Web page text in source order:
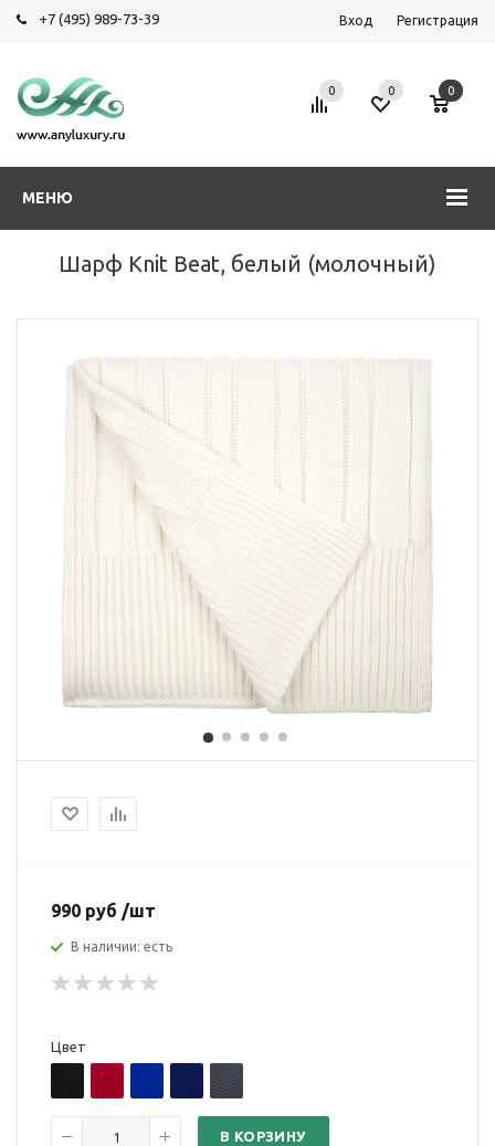
+7 (495) 989-73-39 Вход Регистрация
МЕНЮ
0 0 0
Шарф Knit Beat, белый (молочный)
990 руб /шт
В наличии: есть
Цвет
В КОРЗИНУ